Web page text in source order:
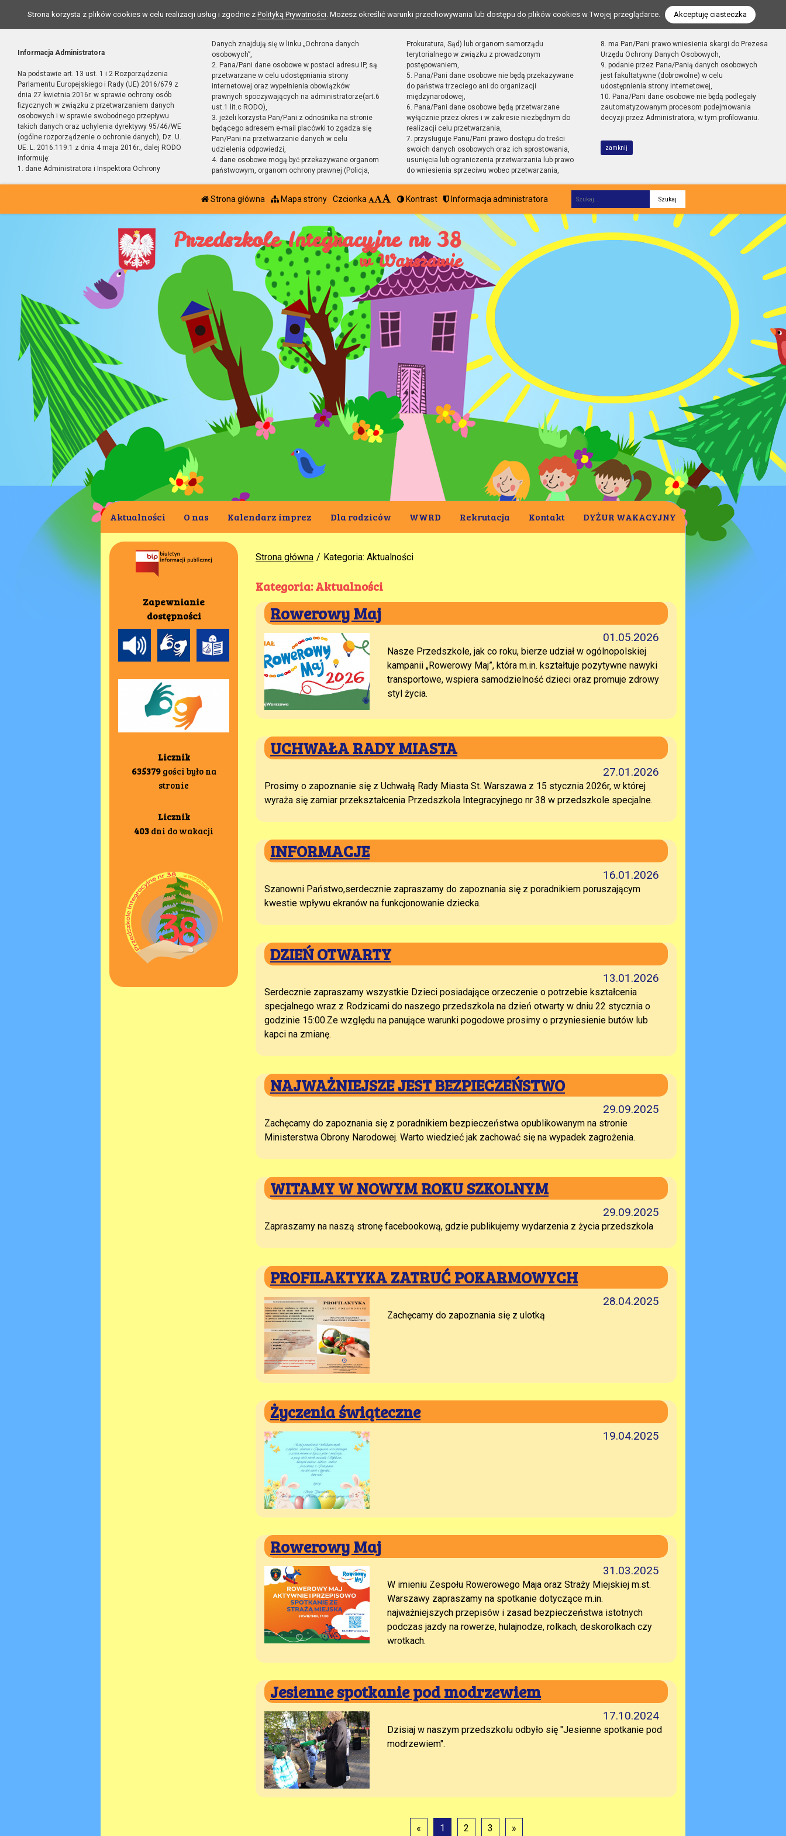
Strona korzysta z plików cookies w celu realizacji usług i zgodnie z Polityką Prywatności. Możesz określić warunki przechowywania lub dostępu do plików cookies w Twojej przeglądarce. Akceptuję ciasteczka
Informacja Administratora
Na podstawie art. 13 ust. 1 i 2 Rozporządzenia
Parlamentu Europejskiego i Rady (UE) 2016/679 z
dnia 27 kwietnia 2016r. w sprawie ochrony osób
fizycznych w związku z przetwarzaniem danych
osobowych i w sprawie swobodnego przepływu
takich danych oraz uchylenia dyrektywy 95/46/WE
(ogólne rozporządzenie o ochronie danych), Dz. U.
UE. L. 2016.119.1 z dnia 4 maja 2016r., dalej RODO
informuję:
1. dane Administratora i Inspektora Ochrony
Danych znajdują się w linku „Ochrona danych
osobowych”,
2. Pana/Pani dane osobowe w postaci adresu IP, są
przetwarzane w celu udostępniania strony
internetowej oraz wypełnienia obowiązków
prawnych spoczywających na administratorze(art.6
ust.1 lit.c RODO),
3. jeżeli korzysta Pan/Pani z odnośnika na stronie
będącego adresem e-mail placówki to zgadza się
Pan/Pani na przetwarzanie danych w celu
udzielenia odpowiedzi,
4. dane osobowe mogą być przekazywane organom
państwowym, organom ochrony prawnej (Policja,
Prokuratura, Sąd) lub organom samorządu
terytorialnego w związku z prowadzonym
postępowaniem,
5. Pana/Pani dane osobowe nie będą przekazywane
do państwa trzeciego ani do organizacji
międzynarodowej,
6. Pana/Pani dane osobowe będą przetwarzane
wyłącznie przez okres i w zakresie niezbędnym do
realizacji celu przetwarzania,
7. przysługuje Panu/Pani prawo dostępu do treści
swoich danych osobowych oraz ich sprostowania,
usunięcia lub ograniczenia przetwarzania lub prawo
do wniesienia sprzeciwu wobec przetwarzania,
8. ma Pan/Pani prawo wniesienia skargi do Prezesa
Urzędu Ochrony Danych Osobowych,
9. podanie przez Pana/Panią danych osobowych
jest fakultatywne (dobrowolne) w celu
udostępnienia strony internetowej,
10. Pana/Pani dane osobowe nie będą podlegały
zautomatyzowanym procesom podejmowania
decyzji przez Administratora, w tym profilowaniu.
zamknij
Strona główna Mapa strony Czcionka Kontrast Informacja administratora
Fraza
Przedszkole Integracyjne nr 38
w Warszawie
Aktualności O nas Kalendarz imprez Dla rodziców WWRD Rekrutacja Kontakt DYŻUR WAKACYJNY
Zapewnianie
dostępności
Licznik
635379gości było na
stronie
Licznik
403 dni do wakacji
Strona główna Kategoria: Aktualności
Kategoria: Aktualności
Rowerowy Maj
01.05.2026
Nasze Przedszkole, jak co roku, bierze udział w ogólnopolskiej
kampanii „Rowerowy Maj”, która m.in. kształtuje pozytywne nawyki
transportowe, wspiera samodzielność dzieci oraz promuje zdrowy
styl życia.
UCHWAŁA RADY MIASTA
27.01.2026
Prosimy o zapoznanie się z Uchwałą Rady Miasta St. Warszawa z 15 stycznia 2026r, w której
wyraża się zamiar przekształcenia Przedszkola Integracyjnego nr 38 w przedszkole specjalne.
INFORMACJE
16.01.2026
Szanowni Państwo,serdecznie zapraszamy do zapoznania się z poradnikiem poruszającym
kwestie wpływu ekranów na funkcjonowanie dziecka.
DZIEŃ OTWARTY
13.01.2026
Serdecznie zapraszamy wszystkie Dzieci posiadające orzeczenie o potrzebie kształcenia
specjalnego wraz z Rodzicami do naszego przedszkola na dzień otwarty w dniu 22 stycznia o
godzinie 15:00.Ze względu na panujące warunki pogodowe prosimy o przyniesienie butów lub
kapci na zmianę.
NAJWAŻNIEJSZE JEST BEZPIECZEŃSTWO
29.09.2025
Zachęcamy do zapoznania się z poradnikiem bezpieczeństwa opublikowanym na stronie
Ministerstwa Obrony Narodowej. Warto wiedzieć jak zachować się na wypadek zagrożenia.
WITAMY W NOWYM ROKU SZKOLNYM
29.09.2025
Zapraszamy na naszą stronę facebookową, gdzie publikujemy wydarzenia z życia przedszkola
PROFILAKTYKA ZATRUĆ POKARMOWYCH
28.04.2025
Zachęcamy do zapoznania się z ulotką
Życzenia świąteczne
19.04.2025
Rowerowy Maj
31.03.2025
W imieniu Zespołu Rowerowego Maja oraz Straży Miejskiej m.st.
Warszawy zapraszamy na spotkanie dotyczące m.in.
najważniejszych przepisów i zasad bezpieczeństwa istotnych
podczas jazdy na rowerze, hulajnodze, rolkach, deskorolkach czy
wrotkach.
Jesienne spotkanie pod modrzewiem
17.10.2024
Dzisiaj w naszym przedszkolu odbyło się "Jesienne spotkanie pod
modrzewiem".
« 1 2 3 »